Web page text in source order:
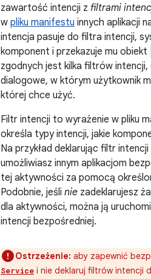
zawartość intencji z filtrami
w pliku manifestu innych aplikacji
intencja pasuje do filtra intencji,
komponent i przekazuje mu obiekt
zgodnych jest kilka filtrów
dialogowe, w którym użytkownik
której chce użyć.
Filtr intencji to wyrażenie w pliku
określa typy intencji, jakie
Na przykład deklarując filtr
umożliwiasz innym aplikacjom
tej aktywności za pomocą
Podobnie, jeśli nie zadeklarujesz
dla aktywności, można ją
intencji bezpośredniej.
Ostrzeżenie: aby zapewnić
Service i nie deklaruj filtrów intencji